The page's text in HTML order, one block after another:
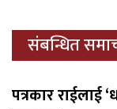
संबन्धित
पत्रकार राईलाई